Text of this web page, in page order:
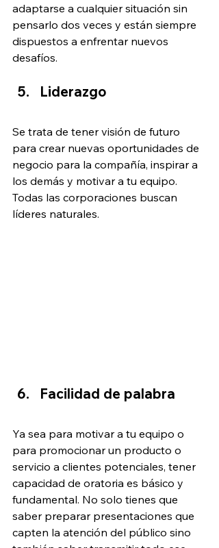
adaptarse a cualquier situación sin
pensarlo dos veces y están siempre
dispuestos a enfrentar nuevos
desafíos.
Liderazgo
Se trata de tener visión de futuro
para crear nuevas oportunidades de
negocio para la compañía, inspirar a
los demás y motivar a tu equipo.
Todas las corporaciones buscan
líderes naturales.
Facilidad de palabra
Ya sea para motivar a tu equipo o
para promocionar un producto o
servicio a clientes potenciales, tener
capacidad de oratoria es básico y
fundamental. No solo tienes que
saber preparar presentaciones que
capten la atención del público sino